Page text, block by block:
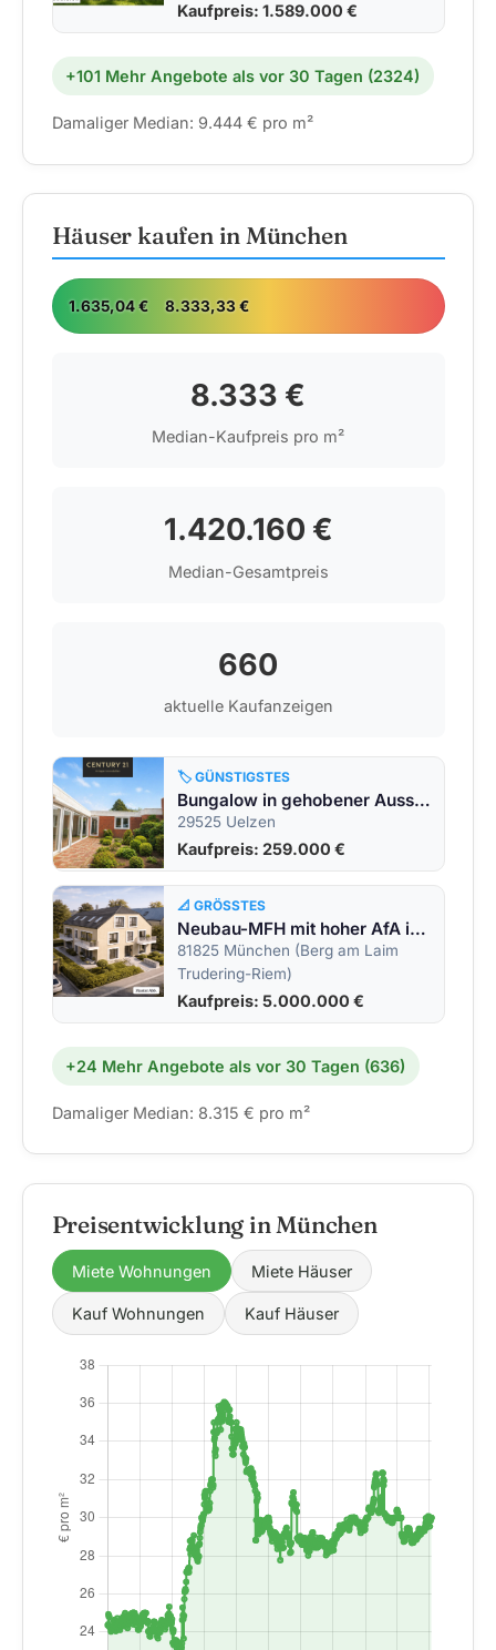
Kaufpreis: 1.589.000 €
+101 Mehr Angebote als vor 30 Tagen (2324)
Damaliger Median: 9.444 € pro m²
Häuser kaufen in München
1.635,04 € 8.333,33 €
8.333 €
Median-Kaufpreis pro m²
1.420.160 €
Median-Gesamtpreis
660
aktuelle Kaufanzeigen
🏷️ GÜNSTIGSTES
Bungalow in gehobener Ausstattung in Uelzen
29525 Uelzen
Kaufpreis: 259.000 €
📐 GRÖSSTES
Neubau-MFH mit hoher AfA in München-Trudering
81825 München (Berg am Laim
Trudering-Riem)
Kaufpreis: 5.000.000 €
+24 Mehr Angebote als vor 30 Tagen (636)
Damaliger Median: 8.315 € pro m²
Preisentwicklung in München
Miete Wohnungen Miete Häuser
Kauf Wohnungen Kauf Häuser